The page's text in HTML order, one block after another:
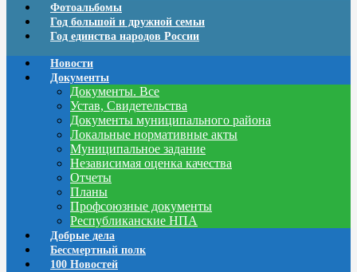
Фотоальбомы
Год большой и дружной семьи
Год единства народов России
Новости
Документы
Документы. Все
Устав, Свидетельства
Документы муниципального района
Локальные нормативные акты
Муниципальное задание
Независимая оценка качества
Отчеты
Планы
Профсоюзные документы
Республиканские НПА
Добрые дела
Бессмертный полк
100 Новостей